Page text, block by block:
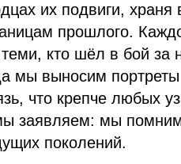
их подвиги,
прошлого.
теми, кто шёл в бой
мы выносим
что крепче любых
заявляем: мы
поколений.